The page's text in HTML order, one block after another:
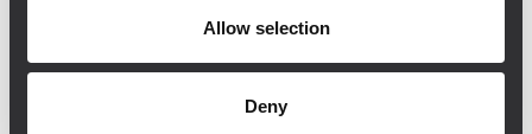
Allow selection
Deny
batteria e momenti acustici. L’ho trovato
anche molto efficace per la resa finale della